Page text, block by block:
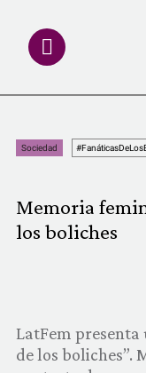
MULTIMEDIA
PRODUCTOS
Sociedad
Memoria
los boliches
LatFem presenta
de los boliches”.